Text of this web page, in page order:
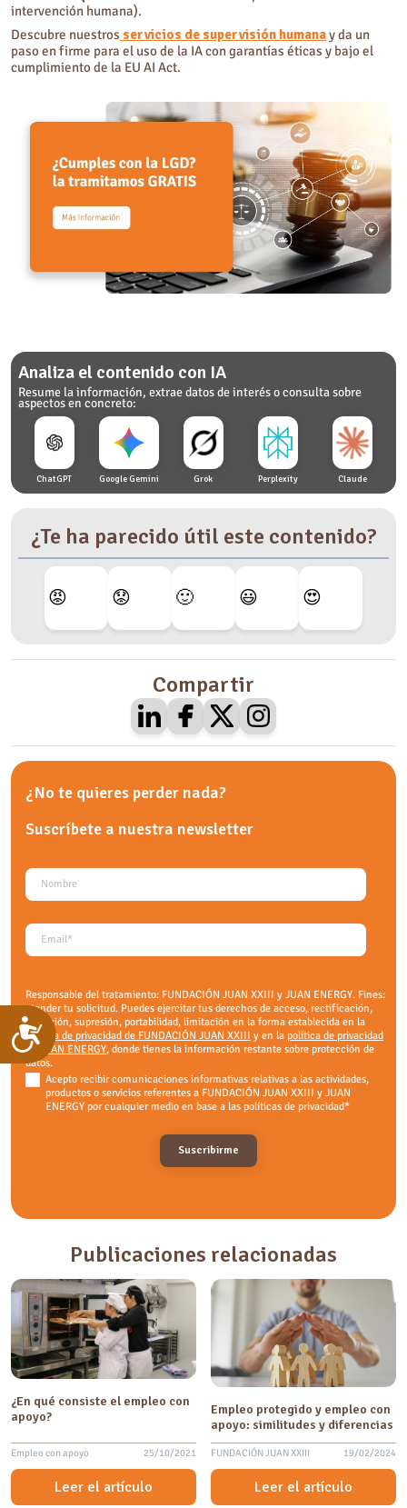
Accesibilidad
intervención humana).
Descubre nuestros servicios de supervisión humanay da un
paso en firme para el uso de la IA con garantías éticas y bajo el
cumplimiento de la EU AI Act.
Analiza el contenido con IA
Resume la información, extrae datos de interés o consulta sobre
aspectos en concreto:
ChatGPT Google Gemini Grok Perplexity Claude
¿Te ha parecido útil este contenido?
😡 😟 🙂 😃 😍
Compartir
¿No te quieres perder nada?
Suscríbete a nuestra newsletter
Responsable del tratamiento: FUNDACIÓN JUAN XXIII y JUAN ENERGY. Fines:
atender tu solicitud. Puedes ejercitar tus derechos de acceso, rectificación,
oposición, supresión, portabilidad, limitación en la forma establecida en la
política de privacidad de FUNDACIÓN JUAN XXIII y en la política de privacidad
de JUAN ENERGY, donde tienes la información restante sobre protección de
datos.
Acepto recibir comunicaciones informativas relativas a las actividades,
productos o servicios referentes a FUNDACIÓN JUAN XXIII y JUAN
ENERGY por cualquier medio en base a las políticas de privacidad*
Publicaciones relacionadas
¿En qué consiste el empleo con
apoyo?
Empleo con apoyo 25/10/2021
Leer el artículo
Empleo protegido y empleo con
apoyo: similitudes y diferencias
FUNDACIÓN JUAN XXIII 19/02/2024
Leer el artículo